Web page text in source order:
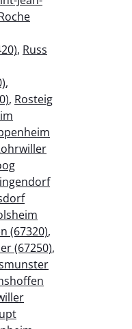
, Russ
,
, Rosteig
(67320),
(67250),